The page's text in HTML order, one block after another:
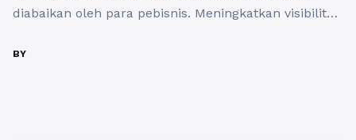
diabaikan oleh para pebisnis. Meningkatkan visibilitas
efektif adalah langkah krusial untuk mencapai
BY